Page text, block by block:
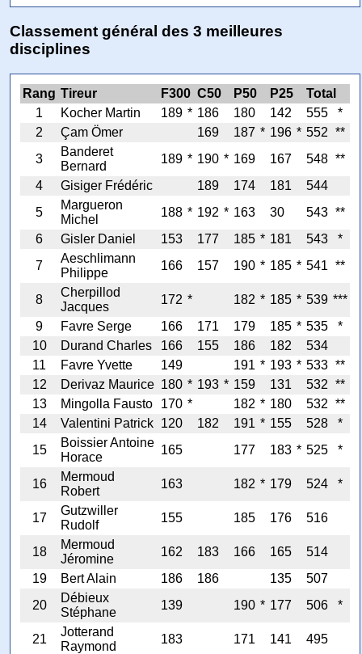
Classement général des 3 meilleures
disciplines
Rang Tireur F300 C50 P50 P25
Total
1
Kocher Martin 189 * 186 180 142 555
*
2
Çam Ömer 169 187 * 196 * 552 **
3
Banderet
Bernard
189 * 190 * 169 167 548 **
4
Gisiger Frédéric 189 174 181
544
5
Margueron
Michel
188 * 192 * 163 30 543 **
6
Gisler Daniel 153 177 185 * 181 543
*
7
Aeschlimann
Philippe
166 157 190 * 185 * 541 **
8
Cherpillod
Jacques
172 * 182 * 185 * 539 ***
9
Favre Serge 166 171 179 185 * 535
*
10
Durand Charles 166 155 186 182
534
11
Favre Yvette 149 191 * 193 * 533 **
12
Derivaz Maurice 180 * 193 * 159 131 532 **
13
Mingolla Fausto 170 * 182 * 180 532 **
14
Valentini Patrick 120 182 191 * 155 528
*
15
Boissier Antoine
Horace
165 177 183 * 525 *
16
Mermoud
Robert
163 182 * 179 524 *
17
Gutzwiller
Rudolf
155 185 176 516
18
Mermoud
Jéromine
162 183 166 165
514
19
Bert Alain 186 186 135
507
20
Débieux
Stéphane
139 190 * 177 506 *
21
Jotterand
Raymond
183 171 141
495